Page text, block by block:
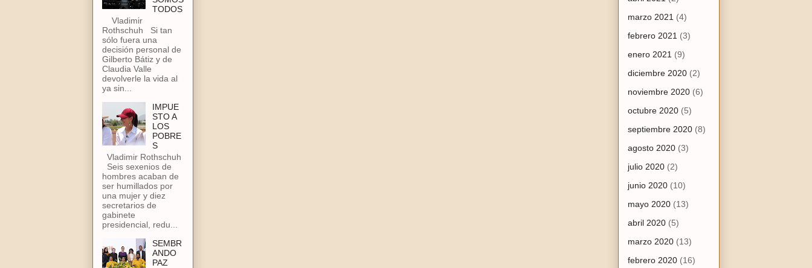
TODOS
Vladimir
Rothschuh Si tan
sólo fuera una
decisión personal de
Gilberto Bátiz y de
Claudia Valle
devolverle la vida al
ya sin...
IMPUE
STO A
LOS
POBRE
S
Vladimir Rothschuh
Seis sexenios de
hombres acaban de
ser humillados por
una mujer y diez
secretarios de
gabinete
presidencial, redu...
SEMBR
ANDO
PAZ
marzo 2021 (4)
febrero 2021 (3)
enero 2021 (9)
diciembre 2020 (2)
noviembre 2020 (6)
octubre 2020 (5)
septiembre 2020 (8)
agosto 2020 (3)
julio 2020 (2)
junio 2020 (10)
mayo 2020 (13)
abril 2020 (5)
marzo 2020 (13)
febrero 2020 (16)